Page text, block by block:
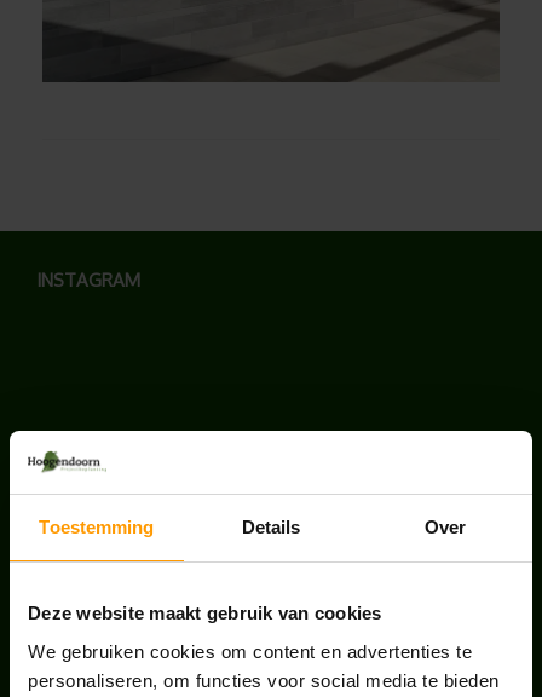
Toestemming Details Over
Deze website maakt gebruik van cookies
We gebruiken cookies om content en advertenties te
personaliseren, om functies voor social media te bieden
INSTAGRAM
LAATSTE NIEUWS
UNION HOUSE UTRECHT
juli 28, 2026
KANTOORPLANT VAN DE MAAND JUNI: DE
SCHEFFLERA
juni 30, 2026